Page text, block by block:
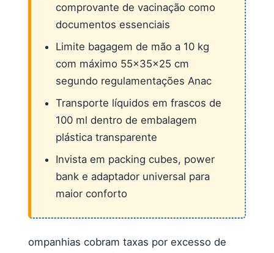
comprovante de vacinação como
documentos essenciais
Limite bagagem de mão a 10 kg
com máximo 55x35x25 cm
segundo regulamentações Anac
Transporte líquidos em frascos de
100 ml dentro de embalagem
plástica transparente
Invista em packing cubes, power
bank e adaptador universal para
maior conforto
ompanhias cobram taxas por excesso de